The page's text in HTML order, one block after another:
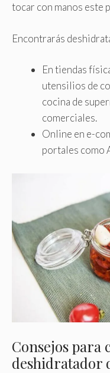
tocar con manos este
Encontrarás
En tiendas
utensilios de
cocina de
comerciales.
Online en e-
portales como
Consejos para
deshidratador